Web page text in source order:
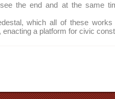
the end and at the same
which all of these
enacting a platform for civic